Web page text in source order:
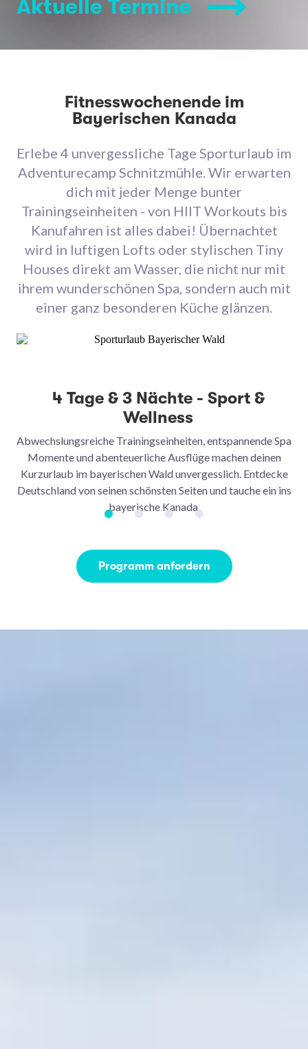
Aktuelle Termine
Fitnesswochenende im
Bayerischen Kanada
Erlebe 4 unvergessliche Tage Sporturlaub im
Adventurecamp Schnitzmühle. Wir erwarten
dich mit jeder Menge bunter
Trainingseinheiten - von HIIT Workouts bis
Kanufahren ist alles dabei! Übernachtet
wird in luftigen Lofts oder stylischen Tiny
Houses direkt am Wasser, die nicht nur mit
ihrem wunderschönen Spa, sondern auch mit
einer ganz besonderen Küche glänzen.
4 Tage & 3 Nächte - Sport &
Wellness
Abwechslungsreiche Trainingseinheiten, entspannende Spa
Momente und abenteuerliche Ausflüge machen deinen
Kurzurlaub im bayerischen Wald unvergesslich. Entdecke
Deutschland von seinen schönsten Seiten und tauche ein ins
bayerische Kanada.
Programm anfordern